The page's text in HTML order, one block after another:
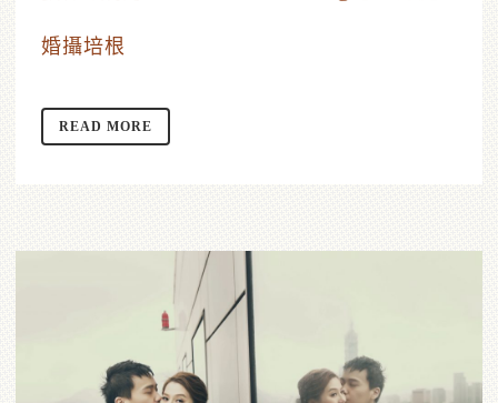
婚攝培根
READ MORE